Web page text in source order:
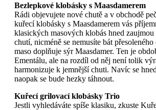
Bezlepkové klobásky s Maasdamerem
Rádi objevujete nové chutě a v obchodě
kuřecí klobásky s Maasdamerem vás
klasických masových klobás hned zaujmou
chutí, nicméně se nemusíte bát
maso doplňuje sýr Maasdamer. Ten je
Ementálu, ale na rozdíl od něj není tolik
harmonizuje k jemnější chuti. Navíc se
naopak se bude hezky táhnout.
Kuřecí grilovací klobásky Trio
Jestli vyhledáváte spíše klasiku, zkuste